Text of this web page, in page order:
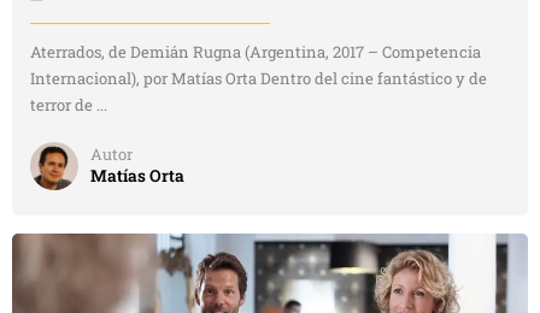
Aterrados, de Demián Rugna (Argentina, 2017 – Competencia
Internacional), por Matías Orta Dentro del cine fantástico y de
terror de ...
Autor
Matías Orta